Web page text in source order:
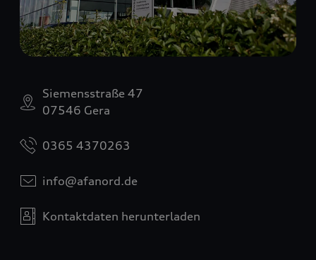
Siemensstraße 47
07546 Gera
0365 4370263
info@afanord.de
Kontaktdaten herunterladen